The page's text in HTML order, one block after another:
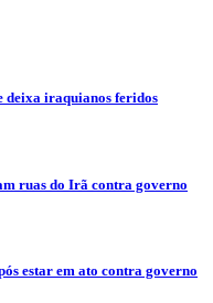
deixa iraquianos feridos
ruas do Irã contra governo
estar em ato contra governo